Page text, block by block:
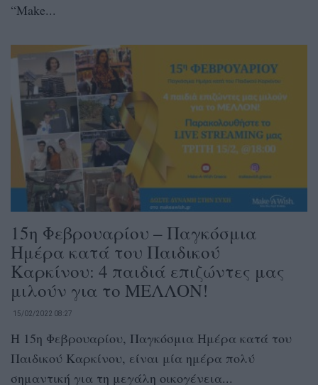
“Make...
15η Φεβρουαρίου – Παγκόσμια
Ημέρα κατά του Παιδικού
Καρκίνου: 4 παιδιά επιζώντες μας
μιλούν για το ΜΕΛΛΟΝ!
15/02/2022 08:27
Η 15η Φεβρουαρίου, Παγκόσμια Ημέρα κατά του
Παιδικού Καρκίνου, είναι μία ημέρα πολύ
σημαντική για τη μεγάλη οικογένεια...